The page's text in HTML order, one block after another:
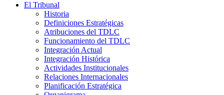
El Tribunal
Historia
Definiciones Estratégicas
Atribuciones del TDLC
Funcionamiento del TDLC
Integración Actual
Integración Histórica
Actividades Institucionales
Relaciones Internacionales
Planificación Estratégica